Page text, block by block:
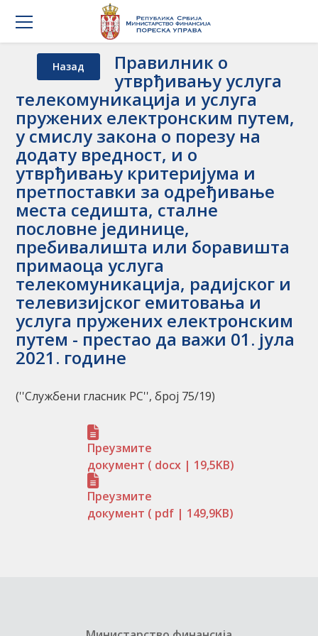
Назад Правилник о
утврђивању услуга
телекомуникација и услуга
пружених електронским путем,
у смислу закона о порезу на
додату вредност, и о
утврђивању критеријума и
претпоставки за одређивање
места седишта, сталне
пословне јединице,
пребивалишта или боравишта
примаоца услуга
телекомуникација, радијског и
телевизијског емитовања и
услуга пружених електронским
путем - престао да важи 01. јула
2021. године
(''Службени гласник РС'', број 75/19)
Преузмите
документ ( docx | 19,5KB)
Преузмите
документ ( pdf | 149,9KB)